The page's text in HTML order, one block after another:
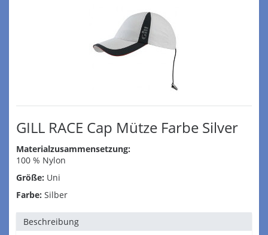
GILL RACE Cap Mütze Farbe Silver
Materialzusammensetzung:
100 % Nylon
Größe: Uni
Farbe: Silber
Beschreibung